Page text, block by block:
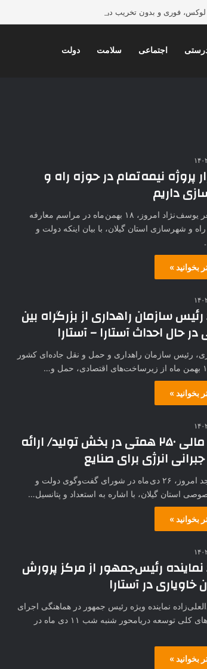
لوکس، فوری و بدون تخریب در دکوراسیون داخلی
اجتماعی سلامت دولت
۱۷
پروژه نیمه تمام در حوزه راه و
داریم
علی اصغر یوسف نژاد امروز، ۱۸ بهمن ماه در مراسم معارفه
و شهرسازی استان گیلان، با بیان اینکه دولت و
بخوانید »
۱۰
رئیس سازمان راهداری از بزرگراه بین
در حال احداث آستارا – آستارا
رئیس سازمان راهداری و حمل و نقل جاده‌ای کشور
بخوانید »
۲۵
تامین مالی ۲۵۰ همتی در بخش تولید/ ارائه
انرژی برای صنایع
وحید ماجد امروز، ۲۶ دی ماه در شورای گفت‌وگوی دولت و
استان گیلان، با اشاره به استعداد و پتانسیل…
بخوانید »
۱۱
نماینده رئیس‌جمهور از مرکز پرورش
خاویاری در آستارا
نماینده ویژه رئیس جمهور در هماهنگی اجرای
سیاست‌های کلی توسعه دریامحور شنبه شب ۱۱ دی ماه در
بخوانید »